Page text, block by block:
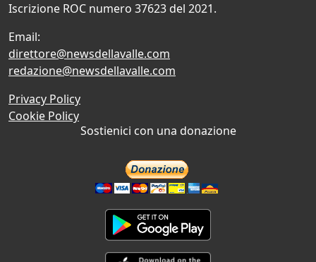
Iscrizione ROC numero 37623 del 2021.
Email:
direttore@newsdellavalle.com
redazione@newsdellavalle.com
Privacy Policy
Cookie Policy
Sostienici con una donazione